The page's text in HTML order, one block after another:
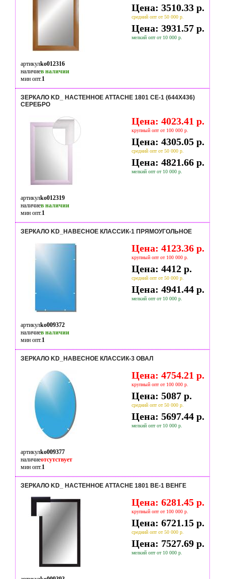
Цена: 3510.33 р.
средний опт от 50 000 р.
Цена: 3931.57 р.
мелкий опт от 10 000 р.
артикулko012316
наличиев наличии
мин опт.1
ЗЕРКАЛО KD_ НАСТЕННОЕ ATTACHE 1801 СЕ-1 (644Х436)
СЕРЕБРО
Цена: 4023.41 р.
крупный опт от 100 000 р.
Цена: 4305.05 р.
средний опт от 50 000 р.
Цена: 4821.66 р.
мелкий опт от 10 000 р.
артикулko012319
наличиев наличии
мин опт.1
ЗЕРКАЛО KD_НАВЕСНОЕ КЛАССИК-1 ПРЯМОУГОЛЬНОЕ
Цена: 4123.36 р.
крупный опт от 100 000 р.
Цена: 4412 р.
средний опт от 50 000 р.
Цена: 4941.44 р.
мелкий опт от 10 000 р.
артикулko009372
наличиев наличии
мин опт.1
ЗЕРКАЛО KD_НАВЕСНОЕ КЛАССИК-3 ОВАЛ
Цена: 4754.21 р.
крупный опт от 100 000 р.
Цена: 5087 р.
средний опт от 50 000 р.
Цена: 5697.44 р.
мелкий опт от 10 000 р.
артикулko009377
наличиеотсутствует
мин опт.1
ЗЕРКАЛО KD_ НАСТЕННОЕ ATTACHE 1801 ВЕ-1 ВЕНГЕ
Цена: 6281.45 р.
крупный опт от 100 000 р.
Цена: 6721.15 р.
средний опт от 50 000 р.
Цена: 7527.69 р.
мелкий опт от 10 000 р.